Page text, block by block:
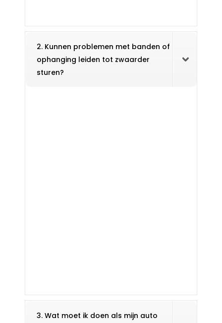
2. Kunnen problemen met banden of
ophanging leiden tot zwaarder
sturen?
3. Wat moet ik doen als mijn auto